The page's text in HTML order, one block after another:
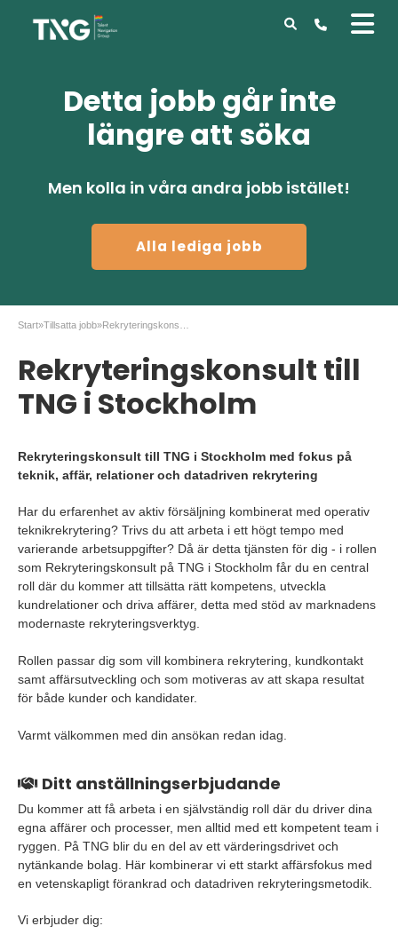
Detta jobb går inte
längre att söka
Men kolla in våra andra jobb istället!
Alla lediga jobb
Start»Tillsatta jobb»
Rekryteringskonsult till
TNG i Stockholm
Rekryteringskonsult till TNG i Stockholm med fokus på
teknik, affär, relationer och datadriven rekrytering
Har du erfarenhet av aktiv försäljning kombinerat med operativ
teknikrekrytering? Trivs du att arbeta i ett högt tempo med
varierande arbetsuppgifter? Då är detta tjänsten för dig - i rollen
som Rekryteringskonsult på TNG i Stockholm får du en central
roll där du kommer att tillsätta rätt kompetens, utveckla
kundrelationer och driva affärer, detta med stöd av marknadens
modernaste rekryteringsverktyg.
Rollen passar dig som vill kombinera rekrytering, kundkontakt
samt affärsutveckling och som motiveras av att skapa resultat
för både kunder och kandidater.
Varmt välkommen med din ansökan redan idag.
Ditt anställningserbjudande
Du kommer att få arbeta i en självständig roll där du driver dina
egna affärer och processer, men alltid med ett kompetent team i
ryggen. På TNG blir du en del av ett värderingsdrivet och
nytänkande bolag. Här kombinerar vi ett starkt affärsfokus med
en vetenskapligt förankrad och datadriven rekryteringsmetodik.
Vi erbjuder dig: